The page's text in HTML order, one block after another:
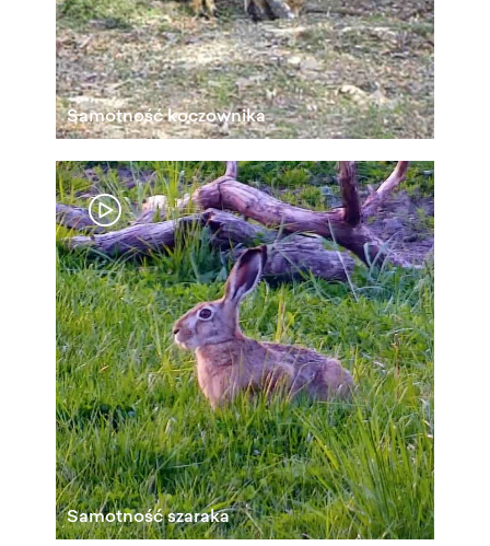
Samotność koczownika
Samotność szaraka